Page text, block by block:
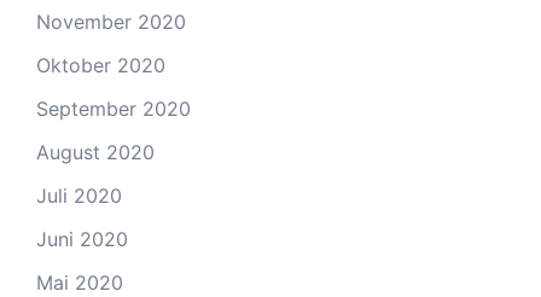
November 2020
Oktober 2020
September 2020
August 2020
Juli 2020
Juni 2020
Mai 2020